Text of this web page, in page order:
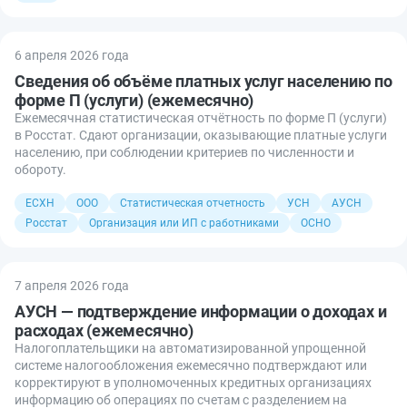
6 апреля 2026 года
Сведения об объёме платных услуг населению по
форме П (услуги) (ежемесячно)
Ежемесячная статистическая отчётность по форме П (услуги)
в Росстат. Сдают организации, оказывающие платные услуги
населению, при соблюдении критериев по численности и
обороту.
ЕСХН ООО Статистическая отчетность УСН
АУСН
Росстат
Организация или ИП с работниками ОСНО
7 апреля 2026 года
АУСН — подтверждение информации о доходах и
расходах (ежемесячно)
Налогоплательщики на автоматизированной упрощенной
системе налогообложения ежемесячно подтверждают или
корректируют в уполномоченных кредитных организациях
информацию об операциях по счетам с разделением на